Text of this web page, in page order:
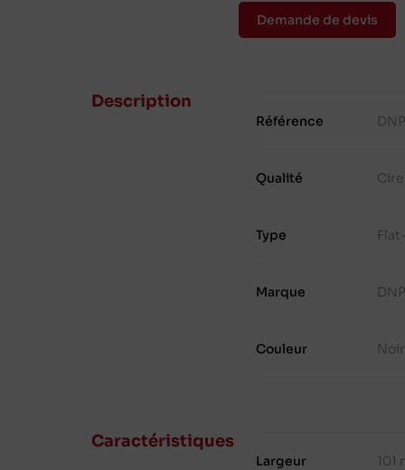
Demande de devis
Description
Référence
Qualité
Type
Marque DNP
Couleur Noir
Caractéristiques
Largeur 101